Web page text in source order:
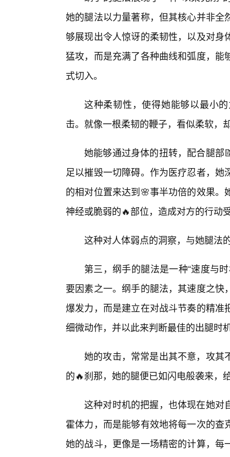
她的腿法以力量著称，但其核心并非
够展现出令人惊讶的柔韧性，以及对
猛攻，而是充满了各种曲线和弧度，
式切入。
这种柔韧性，使得她能够以最小
击。就像一根柔韧的鞭子，看似柔软，
她能够通过身体的扭转，配合腿部
足以摧毁一切障碍。作为医疗忍者，
的相对位置来达到🌸事半功倍的效果
神经或脆弱的🔥部位，造成对方的行动
这种对人体弱点的洞察，与她腿法
第三，纲手的腿法是一种“速度与
要因素之一。纲手的腿法，其速度之
爆发力，而是建立在对战斗节奏的精
细微动作，并以此来判断最佳的出腿时
她的攻击，常常是出其不意，攻其
的🔥刹那，她的腿便已如闪电般袭来，
这种对时机的把握，也体现在她对
霍体力，而是能够有效地将每一次的
她的战斗，更像是一场精密的计算，